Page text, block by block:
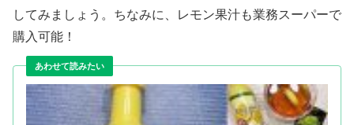
してみましょう。ちなみに、レモン果汁も業務スーパーで
購入可能！